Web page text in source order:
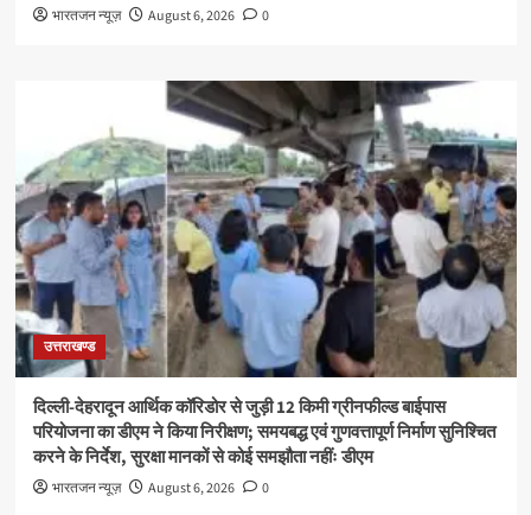
भारतजन न्यूज़ August 6, 2026 0
उत्तराखण्ड
दिल्ली-देहरादून आर्थिक कॉरिडोर से जुड़ी 12 किमी ग्रीनफील्ड बाईपास
परियोजना का डीएम ने किया निरीक्षण; समयबद्ध एवं गुणवत्तापूर्ण निर्माण सुनिश्चित
करने के निर्देश, सुरक्षा मानकों से कोई समझौता नहींः डीएम
भारतजन न्यूज़ August 6, 2026 0